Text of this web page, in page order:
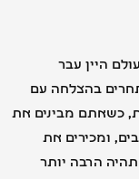
עבר
בהצלחה עם
מבינים את
את
יותר